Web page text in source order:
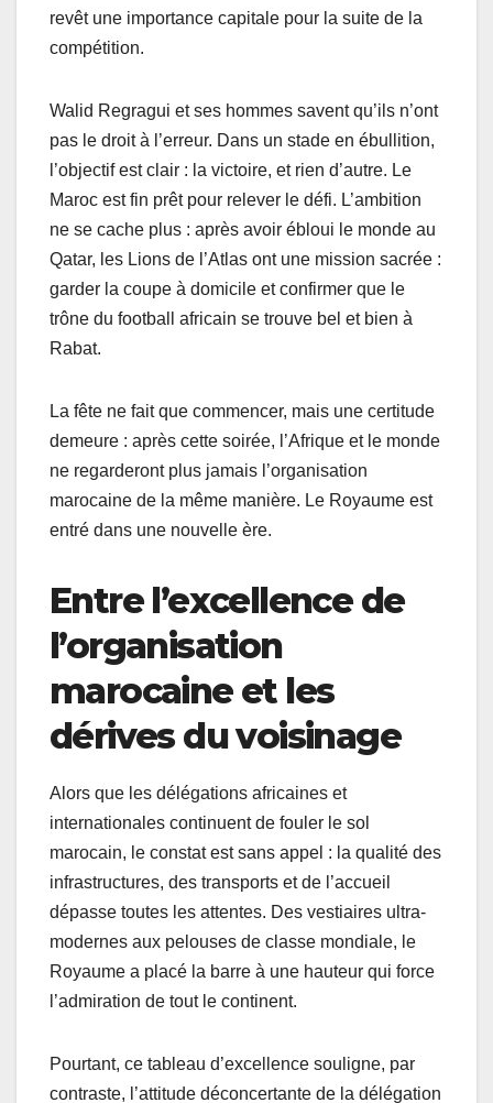
revêt une importance capitale pour la suite de la
compétition.
Walid Regragui et ses hommes savent qu’ils n’ont
pas le droit à l’erreur. Dans un stade en ébullition,
l’objectif est clair : la victoire, et rien d’autre. Le
Maroc est fin prêt pour relever le défi. L’ambition
ne se cache plus : après avoir ébloui le monde au
Qatar, les Lions de l’Atlas ont une mission sacrée :
garder la coupe à domicile et confirmer que le
trône du football africain se trouve bel et bien à
Rabat.
La fête ne fait que commencer, mais une certitude
demeure : après cette soirée, l’Afrique et le monde
ne regarderont plus jamais l’organisation
marocaine de la même manière. Le Royaume est
entré dans une nouvelle ère.
Entre l’excellence de
l’organisation
marocaine et les
dérives du voisinage
Alors que les délégations africaines et
internationales continuent de fouler le sol
marocain, le constat est sans appel : la qualité des
infrastructures, des transports et de l’accueil
dépasse toutes les attentes. Des vestiaires ultra-
modernes aux pelouses de classe mondiale, le
Royaume a placé la barre à une hauteur qui force
l’admiration de tout le continent.
Pourtant, ce tableau d’excellence souligne, par
contraste, l’attitude déconcertante de la délégation